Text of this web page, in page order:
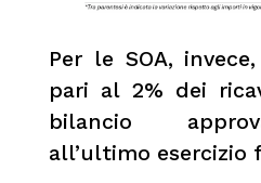
Per le SOA,
pari al 2% dei
bilancio
all’ultimo esercizio